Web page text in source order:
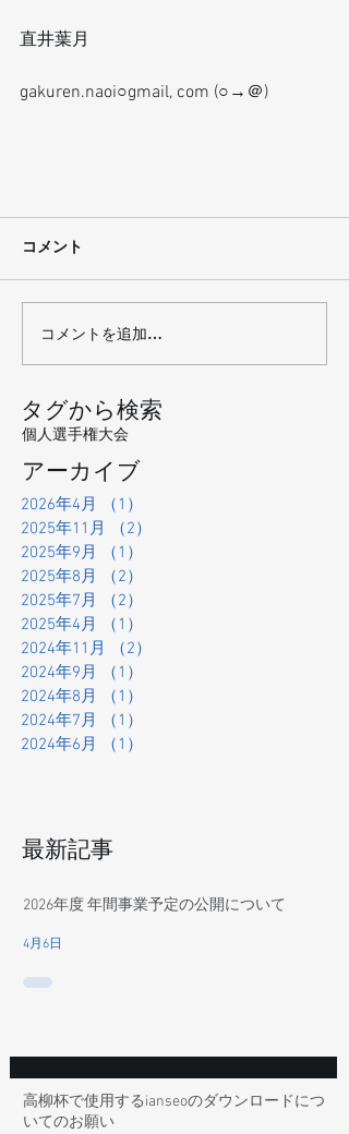
直井葉月
gakuren.naoi○gmail, com (○→＠)
コメント
コメントを追加…
タグから検索
個人選手権大会
アーカイブ
2026年4月 （1）
2025年11月
（2）
2025年9月
（1）
2025年8月
（2）
2025年7月
（2）
2025年4月
（1）
2024年11月
（2）
2024年9月
（1）
2024年8月
（1）
2024年7月
（1）
2024年6月
（1）
最新記事
2026年度 年間事業予定の公開について
4月6日
高柳杯で使用するianseoのダウンロードにつ
いてのお願い